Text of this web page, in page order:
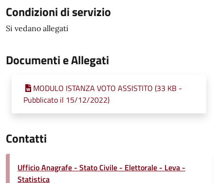
Condizioni di servizio
Si vedano allegati
Documenti e Allegati
MODULO ISTANZA VOTO ASSISTITO (33 KB -
Pubblicato il 15/12/2022)
Contatti
Ufficio Anagrafe - Stato Civile - Elettorale - Leva -
Statistica